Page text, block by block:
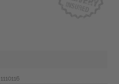
1110116